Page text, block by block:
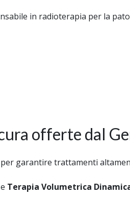
in radioterapia per la
offerte dal
garantire trattamenti
e Terapia Volumetrica